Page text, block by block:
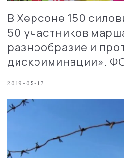
В Херсоне 150
50 участников
разнообразие и
дискриминации».
2019-05-17